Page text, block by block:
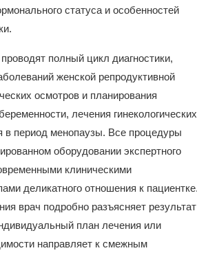
статуса и особенностей
полный цикл диагностики,
женской репродуктивной
осмотров и планирования
лечения гинекологических
в период менопаузы. Все процедуры
оборудовании экспертного
клиническими
деликатного отношения к
врач подробно разъясняет
план лечения или
направляет к смежным